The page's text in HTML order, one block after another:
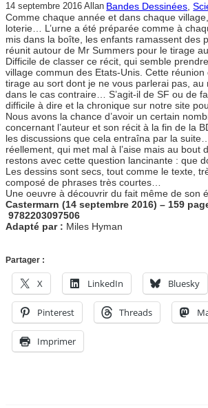
14 septembre 2016 Allan Bandes Dessinées,
Comme chaque année et dans chaque
loterie… L’urne a été préparée comme à
mis dans la boîte, les enfants ramassent des
réunit autour de Mr Summers pour le tirage
Difficile de classer ce récit, qui semble
village commun des Etats-Unis. Cette réunion
tirage au sort dont je ne vous parlerai pas, au
dans le cas contraire… S’agit-il de SF ou de
difficile à dire et la chronique sur notre site
Nous avons la chance d’avoir un certain
concernant l’auteur et son récit à la fin de la
les discussions que cela entraîna par la
réellement, qui met mal à l’aise mais au bout
restons avec cette question lancinante : que
Les dessins sont secs, tout comme le texte,
composé de phrases très courtes…
Une oeuvre à découvrir du fait même de son
Castermarn (14 septembre 2016) – 159
9782203097506
Adapté par : Miles Hyman
Partager :
X LinkedIn Bluesky
Pinterest Threads
Imprimer